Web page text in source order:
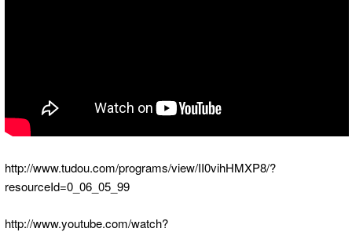
http://www.tudou.com/programs/view/II0vihHMXP8/?
resourceId=0_06_05_99
http://www.youtube.com/watch?